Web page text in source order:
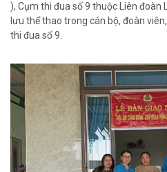
), Cụm thi đua số 9 thuộc Liên đoàn
lưu thể thao trong cán bộ, đoàn
thi đua số 9.